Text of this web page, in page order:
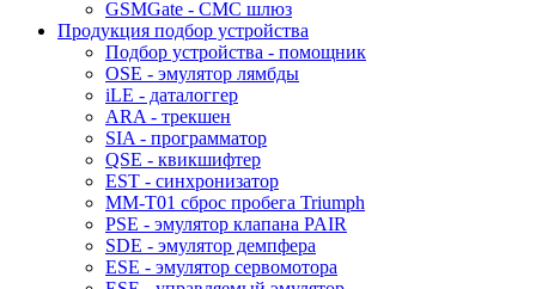
GSMGate - СМС шлюз
Продукция подбор устройства
Подбор устройства - помощник
OSE - эмулятор лямбды
iLE - даталоггер
ARA - трекшен
SIA - программатор
QSE - квикшифтер
EST - синхронизатор
MM-T01 сброс пробега Triumph
PSE - эмулятор клапана PAIR
SDE - эмулятор демпфера
ESE - эмулятор сервомотора